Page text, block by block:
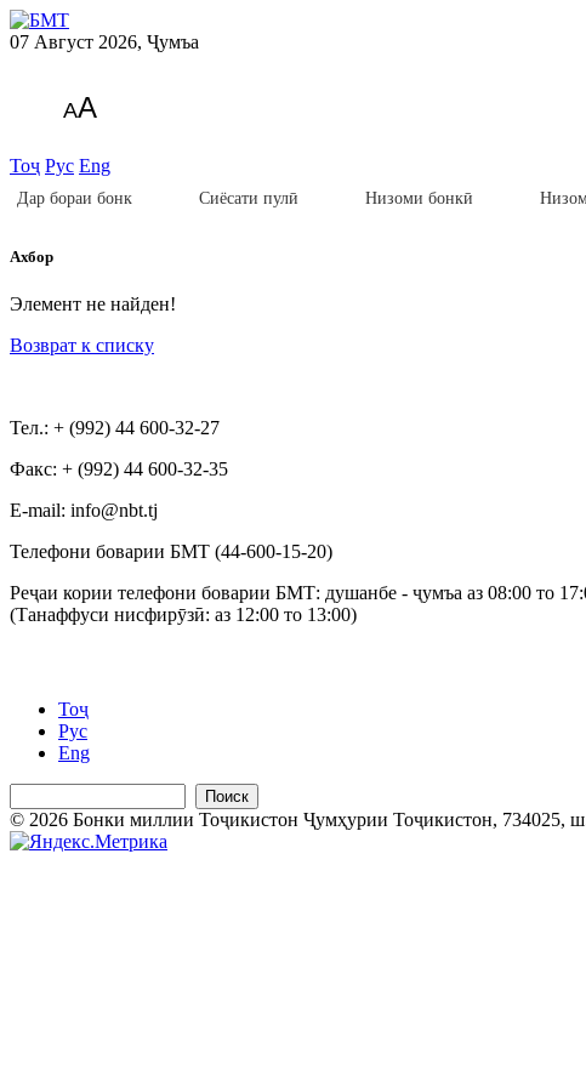
07 Август 2026, Ҷумъа
AA
Тоҷ Рус Eng
Дар бораи бонк Сиёсати пулӣ Низоми бонкӣ
Ахбор
Элемент не найден!
Возврат к списку
Тел.: + (992) 44 600-32-27
Факс: + (992) 44 600-32-35
Е-mail: info@nbt.tj
Телефони боварии БМТ (44-600-15-20)
Реҷаи кории телефони боварии БМТ: душанбе - ҷумъа аз 08:00 то
(Танаффуси нисфирӯзӣ: аз 12:00 то 13:00)
Тоҷ
Рус
Eng
Поиск
© 2026 Бонки миллии Тоҷикистон Ҷумҳурии Тоҷикистон, 734025,